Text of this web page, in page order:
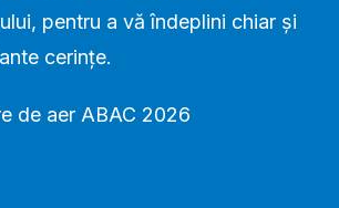
pentru a vă îndeplini chiar și
cerințe.
de aer ABAC 2026